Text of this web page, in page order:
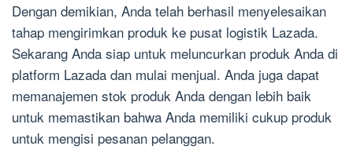
Dengan demikian, Anda telah berhasil menyelesaikan
tahap mengirimkan produk ke pusat logistik Lazada.
Sekarang Anda siap untuk meluncurkan produk Anda di
platform Lazada dan mulai menjual. Anda juga dapat
memanajemen stok produk Anda dengan lebih baik
untuk memastikan bahwa Anda memiliki cukup produk
untuk mengisi pesanan pelanggan.